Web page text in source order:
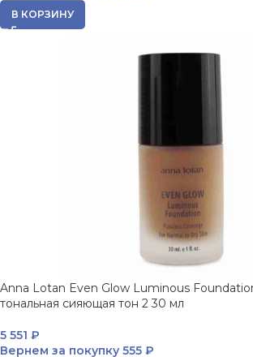
В КОРЗИНУ
Anna Lotan Even Glow Luminous
тональная сияющая тон 2 30 мл
5 551 ₽
Вернем за покупку 555 ₽